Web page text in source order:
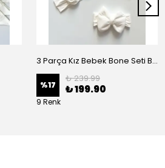
3 Parça Kız Bebek Bone Seti BN02 - Beyaz
%17
₺ 239.99
₺ 199.90
9 Renk